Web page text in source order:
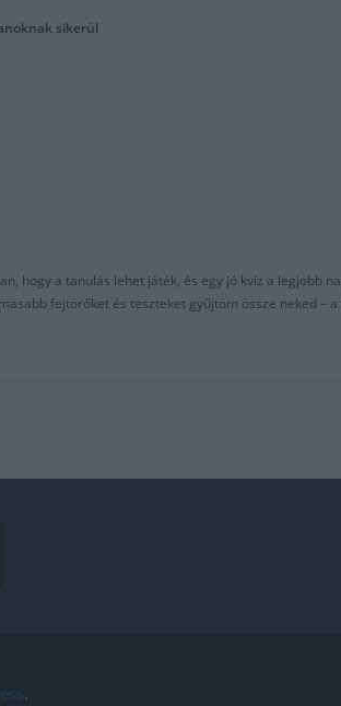
sikerül
hogy a tanulás lehet játék, és egy jó kvíz a
fejtörőket és teszteket gyűjtöm össze neked –
.